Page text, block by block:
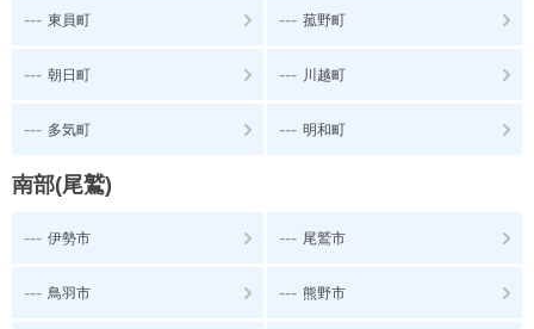
--- 東員町 --- 菰野町
--- 朝日町 --- 川越町
--- 多気町 --- 明和町
南部(尾鷲)
--- 伊勢市 --- 尾鷲市
--- 鳥羽市 --- 熊野市